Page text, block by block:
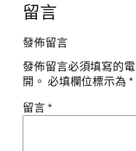
留言
發佈留言
發佈留言必須填寫的
開。 必填欄位標示為*
留言*